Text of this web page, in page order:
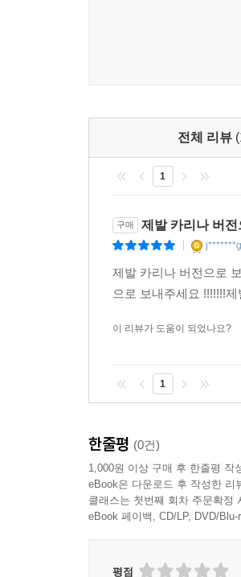
전체 리뷰
1
구매 제발 카리나 버전
j*******g
제발 카리나 버전으로
으로 보내주세요 !!!!!!!
이 리뷰가 도움이 되었나요?
1
한줄평 (0건)
1,000원 이상 구매 후 한줄평 작
eBook은 다운로드 후 작성한 리
클래스는 첫번째 회차 주문확정
eBook 페이백, CD/LP, DVD/
평점